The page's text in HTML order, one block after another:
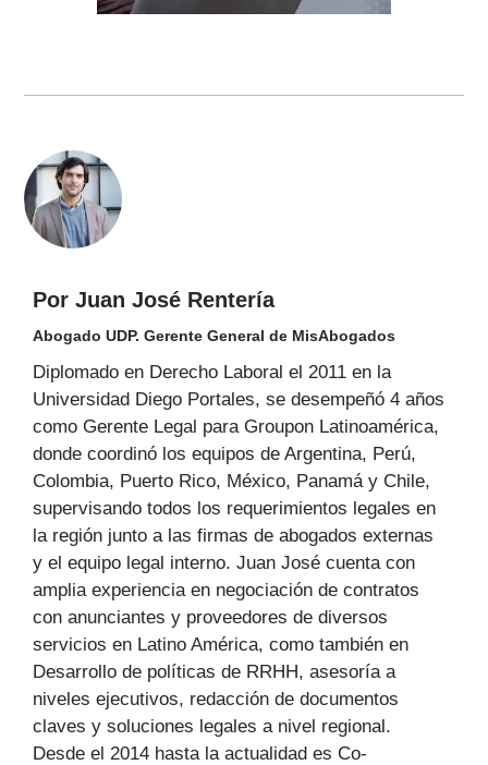
Por Juan José Rentería
Abogado UDP. Gerente General de MisAbogados
Diplomado en Derecho Laboral el 2011 en la
Universidad Diego Portales, se desempeñó 4 años
como Gerente Legal para Groupon Latinoamérica,
donde coordinó los equipos de Argentina, Perú,
Colombia, Puerto Rico, México, Panamá y Chile,
supervisando todos los requerimientos legales en
la región junto a las firmas de abogados externas
y el equipo legal interno. Juan José cuenta con
amplia experiencia en negociación de contratos
con anunciantes y proveedores de diversos
servicios en Latino América, como también en
Desarrollo de políticas de RRHH, asesoría a
niveles ejecutivos, redacción de documentos
claves y soluciones legales a nivel regional.
Desde el 2014 hasta la actualidad es Co-